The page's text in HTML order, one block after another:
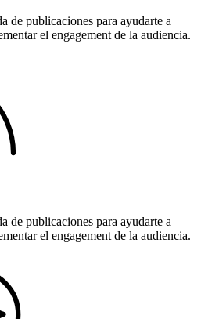
de publicaciones para ayudarte a
el engagement de la audiencia.
de publicaciones para ayudarte a
el engagement de la audiencia.